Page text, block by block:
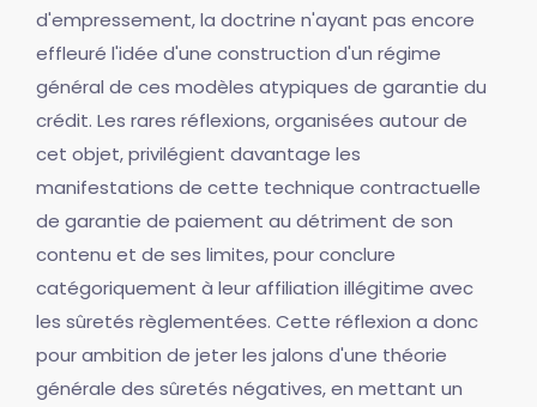
d'empressement, la doctrine n'ayant pas encore
effleuré l'idée d'une construction d'un régime
général de ces modèles atypiques de garantie du
crédit. Les rares réflexions, organisées autour de
cet objet, privilégient davantage les
manifestations de cette technique contractuelle
de garantie de paiement au détriment de son
contenu et de ses limites, pour conclure
catégoriquement à leur affiliation illégitime avec
les sûretés règlementées. Cette réflexion a donc
pour ambition de jeter les jalons d'une théorie
générale des sûretés négatives, en mettant un